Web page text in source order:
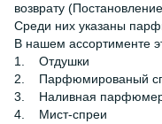
возврату
Среди них указаны
В нашем ассортименте
1. Отдушки
2. Парфюмированый
3. Наливная
4. Мист-спреи